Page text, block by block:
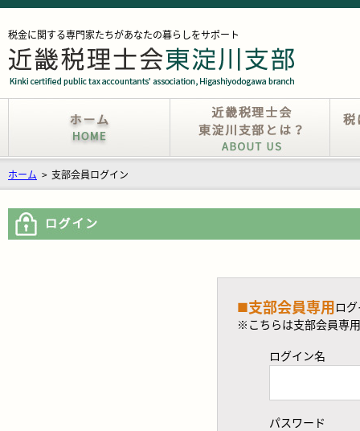
税金に関する専門家たちがあなたの暮らしをサポート
ホーム > 支部会員ログイン
■支部会員専用ロ
※こちらは支部会員専
ログイン名
パスワード